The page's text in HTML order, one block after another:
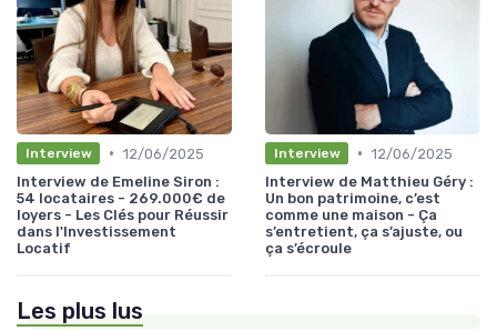
Interview • 12/06/2025
Interview de Emeline Siron :
54 locataires - 269.000€ de
loyers - Les Clés pour Réussir
dans l'Investissement
Locatif
Interview • 12/06/2025
Interview de Matthieu Géry :
Un bon patrimoine, c’est
comme une maison - Ça
s’entretient, ça s’ajuste, ou
ça s’écroule
Les plus lus